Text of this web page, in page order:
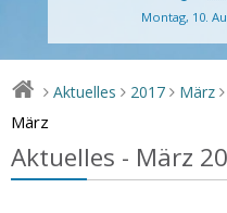
Montag, 10.
> Aktuelles > 2017 > März >
März
Aktuelles - März